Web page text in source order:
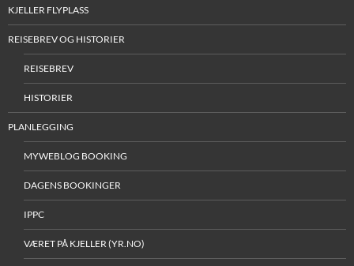
KJELLER FLYPLASS
REISEBREV OG HISTORIER
REISEBREV
HISTORIER
PLANLEGGING
MYWEBLOG BOOKING
DAGENS BOOKINGER
IPPC
VÆRET PÅ KJELLER (YR.NO)